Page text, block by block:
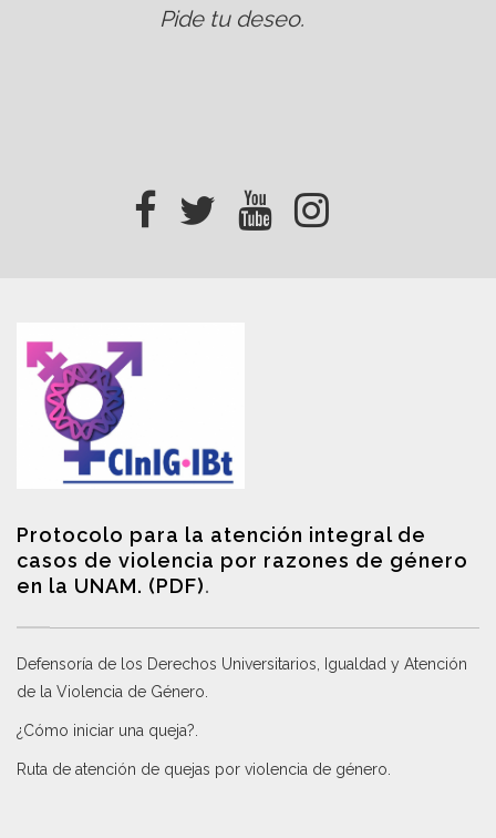
Pide tu deseo.
Protocolo para la atención integral de
casos de violencia por razones de género
en la UNAM. (PDF).
Defensoría de los Derechos Universitarios, Igualdad y Atención
de la Violencia de Género
¿Cómo iniciar una queja?
Ruta de atención de quejas por violencia de género